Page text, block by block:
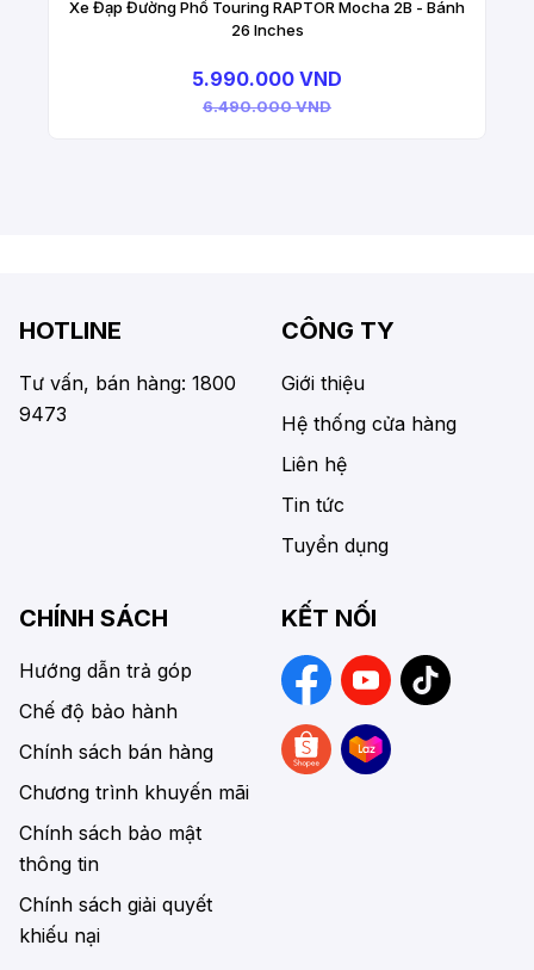
Xe Đạp Đường Phố Touring RAPTOR Mocha 2B - Bánh
26 Inches
5.990.000 VND
6.490.000 VND
HOTLINE
Tư vấn, bán hàng: 1800
9473
CÔNG TY
Giới thiệu
Hệ thống cửa hàng
Liên hệ
Tin tức
Tuyển dụng
CHÍNH SÁCH
Hướng dẫn trả góp
Chế độ bảo hành
Chính sách bán hàng
Chương trình khuyến mãi
Chính sách bảo mật
thông tin
Chính sách giải quyết
khiếu nại
KẾT NỐI